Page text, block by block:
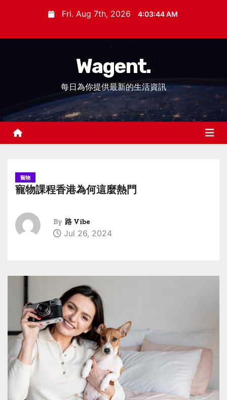
n
Fri. Aug 7th, 2026 4:03:44 AM
Wagent.
每日為你提供最新的生活資訊
寵物
寵物課程香港為何這麼熱門
By 路 Vibe
Jul 26, 2024